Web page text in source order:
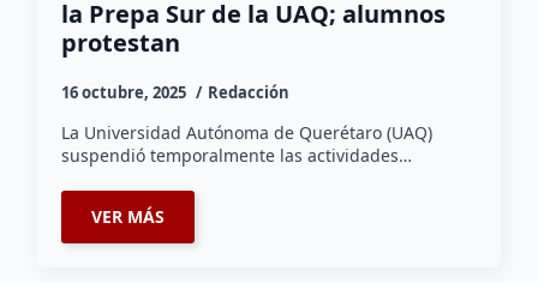
la Prepa Sur de la UAQ; alumnos
protestan
16 octubre, 2025 Redacción
La Universidad Autónoma de Querétaro (UAQ)
suspendió temporalmente las actividades…
VER MÁS